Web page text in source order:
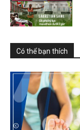
Có thể bạn thích